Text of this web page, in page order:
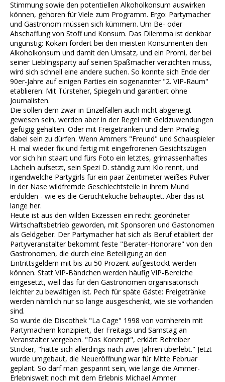
Stimmung sowie den potentiellen Alkoholkonsum auswirken
können, gehören für Viele zum Programm. Ergo: Partymacher
und Gastronom müssen sich kümmern. Um Be- oder
Abschaffung von Stoff und Konsum. Das Dilemma ist denkbar
ungünstig: Kokain fördert bei den meisten Konsumenten den
Alkoholkonsum und damit den Umsatz, und ein Promi, der bei
seiner Lieblingsparty auf seinen Spaßmacher verzichten muss,
wird sich schnell eine andere suchen. So konnte sich Ende der
90er-Jahre auf einigen Parties ein sogenannter "2. VIP-Raum"
etablieren: Mit Türsteher, Spiegeln und garantiert ohne
Journalisten.
Die sollen dem zwar in Einzelfällen auch nicht abgeneigt
gewesen sein, werden aber in der Regel mit Geldzuwendungen
gefügig gehalten. Oder mit Freigetränken und dem Privileg
dabei sein zu dürfen. Wenn Ammers "Freund" und Schauspieler
H. mal wieder fix und fertig mit eingefrorenen Gesichtszügen
vor sich hin staart und fürs Foto ein letztes, grimassenhaftes
Lächeln aufsetzt, sein Spezi D. ständig zum Klo rennt, und
irgendwelche Partygirls für ein paar Zentimeter weißes Pulver
in der Nase wildfremde Geschlechtsteile in ihrem Mund
erdulden - wie es die Gerüchteküche behauptet. Aber das ist
lange her.
Heute ist aus den wilden Exzessen ein recht geordneter
Wirtschaftsbetrieb geworden, mit Sponsoren und Gastonomen
als Geldgeber. Der Partymacher hat sich als Beruf etabliert der
Partyveranstalter bekommt feste "Berater-Honorare" von den
Gastronomen, die durch eine Beteiligung an den
Eintrittsgeldern mit bis zu 50 Prozent aufgestockt werden
können. Statt VIP-Bändchen werden häufig VIP-Bereiche
eingesetzt, weil das für den Gastronomen organisatorisch
leichter zu bewältigen ist. Pech für späte Gäste: Freigetränke
werden nämlich nur so lange ausgeschenkt, wie sie vorhanden
sind.
So wurde die Discothek "La Cage" 1998 von vornherein mit
Partymachern konzipiert, der Freitags und Samstag an
Veranstalter vergeben. "Das Konzept", erklärt Betreiber
Stricker, "hatte sich allerdings nach zwei Jahren überlebt." Jetzt
wurde umgebaut, die Neueröffnung war für Mitte Februar
geplant. So darf man gespannt sein, wie lange die Ammer-
Erlebniswelt noch mit dem Erlebnis Michael Ammer